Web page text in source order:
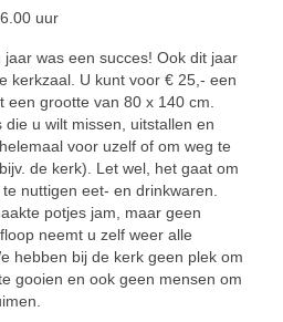
uur
was een succes! Ook dit jaar
kerkzaal. U kunt voor € 25,- een
grootte van 80 x 140 cm.
u wilt missen, uitstallen en
voor uzelf of om weg te
de kerk). Let wel, het gaat om
nuttigen eet- en drinkwaren.
potjes jam, maar geen
neemt u zelf weer alle
hebben bij de kerk geen plek om
gooien en ook geen mensen om